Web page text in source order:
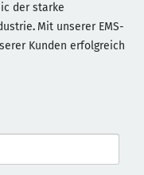
der starke
. Mit unserer EMS-
Kunden erfolgreich